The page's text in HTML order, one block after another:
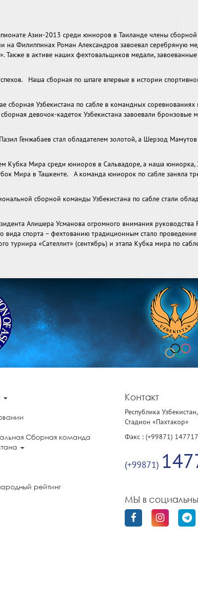
Азии-2013 среди юниоров в Таиланде члены сборной
Филиппинах Роман Александров завоевал серебряную
в активе наших фехтовальщиков медали,
Наша сборная по шпаге впервые в истории
Узбекистана по сабле в командных соревнованиях
девочок-кадеток Узбекистана завоевали бронзовые
Генжабаев стал обладателем золотой, а Шерзод
Кубка Мира среди юниоров в Сальвадоре, а наша юниорка,
Мира в Ташкенте. А команда юниорок по сабле заняла
сборной команды Узбекистана по сабле стали
Алишера Усманова огромного внимания руководства
вида спорта – фехтованию традиционным стало проведение
турнира «Сателлит» (сентябрь) и этапа Кубка мира по
Сборная команда
рейтинг
Контакт
Республика
Стадион «Пахтакор»
Факс : (+99871)
(+99871)
МЫ в